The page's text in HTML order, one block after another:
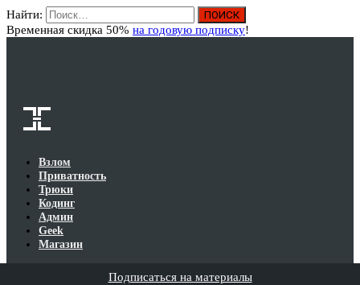
Найти:
Временная скидка 50% на годовую подписку!
Взлом
Приватность
Трюки
Кодинг
Админ
Geek
Магазин
Подписаться на материалы